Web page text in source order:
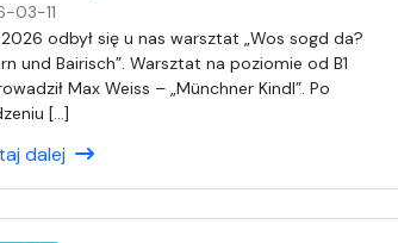
03-11
a
p
i
s
ł
(
odbył się u nas warsztat „Wos sogd da?
und Bairisch”. Warsztat na poziomie od B1
Max Weiss – „Münchner Kindl”. Po
[…]
dalej